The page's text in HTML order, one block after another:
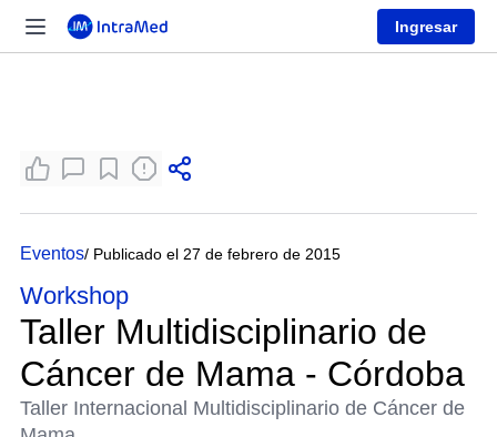
Ingresar
Eventos/ Publicado el 27 de febrero de 2015
Workshop
Taller Multidisciplinario de
Cáncer de Mama - Córdoba
Taller Internacional Multidisciplinario de Cáncer de